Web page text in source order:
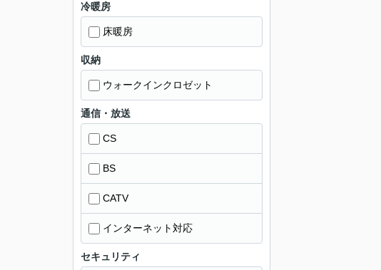
冷暖房
床暖房
収納
ウォークインクロゼット
通信・放送
CS
BS
CATV
インターネット対応
セキュリティ